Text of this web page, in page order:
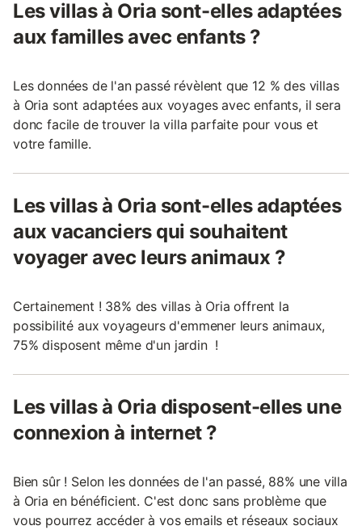
Les villas à Oria sont-elles adaptées
aux familles avec enfants ?
Les données de l'an passé révèlent que 12 % des villas
à Oria sont adaptées aux voyages avec enfants, il sera
donc facile de trouver la villa parfaite pour vous et
votre famille.
Les villas à Oria sont-elles adaptées
aux vacanciers qui souhaitent
voyager avec leurs animaux ?
Certainement ! 38% des villas à Oria offrent la
possibilité aux voyageurs d'emmener leurs animaux,
75% disposent même d'un jardin !
Les villas à Oria disposent-elles une
connexion à internet ?
Bien sûr ! Selon les données de l'an passé, 88% une villa
à Oria en bénéficient. C'est donc sans problème que
vous pourrez accéder à vos emails et réseaux sociaux